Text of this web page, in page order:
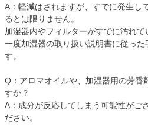
A：軽減はされますが、すでに発生し
るとは限りません。
加湿器内やフィルターがすでに汚れ
一度加湿器の取り扱い説明書に従った
す。
Q：アロマオイルや、加湿器用の芳香
すか？
A：成分が反応してしまう可能性がご
ださい。